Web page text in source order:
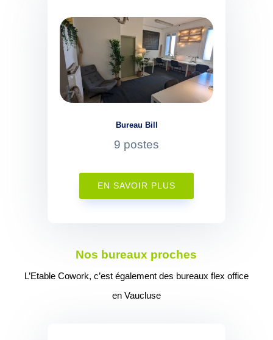
Bureau Bill
9 postes
EN SAVOIR PLUS
Nos bureaux proches
L’Etable Cowork, c’est également des bureaux flex office
en Vaucluse